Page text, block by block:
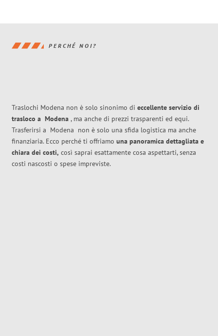
PERCHÉ NOI?
Traslochi Modena non è solo sinonimo di eccellente servizio di
trasloco a Modena , ma anche di prezzi trasparenti ed equi.
Trasferirsi a Modena non è solo una sfida logistica ma anche
finanziaria. Ecco perché ti offriamo una panoramica dettagliata e
chiara dei costi, così saprai esattamente cosa aspettarti, senza
costi nascosti o spese impreviste.